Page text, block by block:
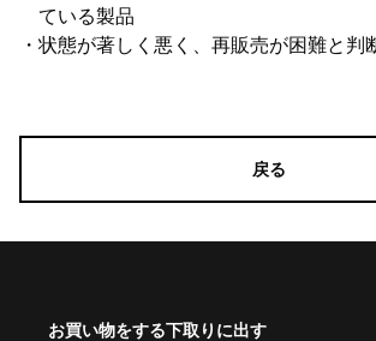
ている製品
状態が著しく悪く、再販売が困難と判
戻る
お買い物をする下取りに出す